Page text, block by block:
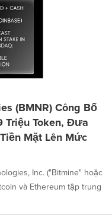
(BMNR) Công Bố
Token, Đưa
Mặt Lên Mức
Inc. ("Bitmine" hoặc
và Ethereum tập trung